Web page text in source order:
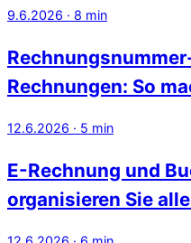
9.6.2026 · 8 min
Rechnungen: So
12.6.2026 · 5 min
E-Rechnung und
organisieren Sie